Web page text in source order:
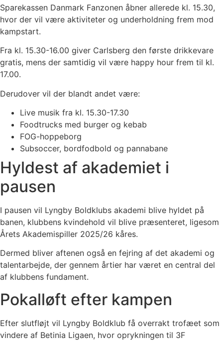
Sparekassen Danmark Fanzonen åbner allerede kl. 15.30,
hvor der vil være aktiviteter og underholdning frem mod
kampstart.
Fra kl. 15.30-16.00 giver Carlsberg den første drikkevare
gratis, mens der samtidig vil være happy hour frem til kl.
17.00.
Derudover vil der blandt andet være:
Live musik fra kl. 15.30-17.30
Foodtrucks med burger og kebab
FOG-hoppeborg
Subsoccer, bordfodbold og pannabane
Hyldest af akademiet i
pausen
I pausen vil Lyngby Boldklubs akademi blive hyldet på
banen, klubbens kvindehold vil blive præsenteret, ligesom
Årets Akademispiller 2025/26 kåres.
Dermed bliver aftenen også en fejring af det akademi og
talentarbejde, der gennem årtier har været en central del
af klubbens fundament.
Pokalløft efter kampen
Efter slutfløjt vil Lyngby Boldklub få overrakt trofæet som
vindere af Betinia Ligaen, hvor oprykningen til 3F